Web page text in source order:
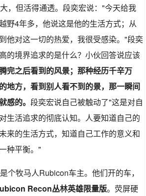
，但活得通透。段奕宏说："今天给我
野4年多，他说这是他的生活方式；从
他对这一切的热爱，我很受感染。"段奕
的境界追求的是什么？小伙回答说应该
完之后看到的风景；那种经历千辛万
地方，看到别人看不到的景，那一瞬间
感的。段奕宏说自己被触动了"这是对自
生活追求的彻底认知。人要知道自己的
来的生活方式，知道自己工作的意义和
种平衡。"
个牧马人Rubicon车主。他们开的车，
Recon丛林英雄限量版。荧屏硬